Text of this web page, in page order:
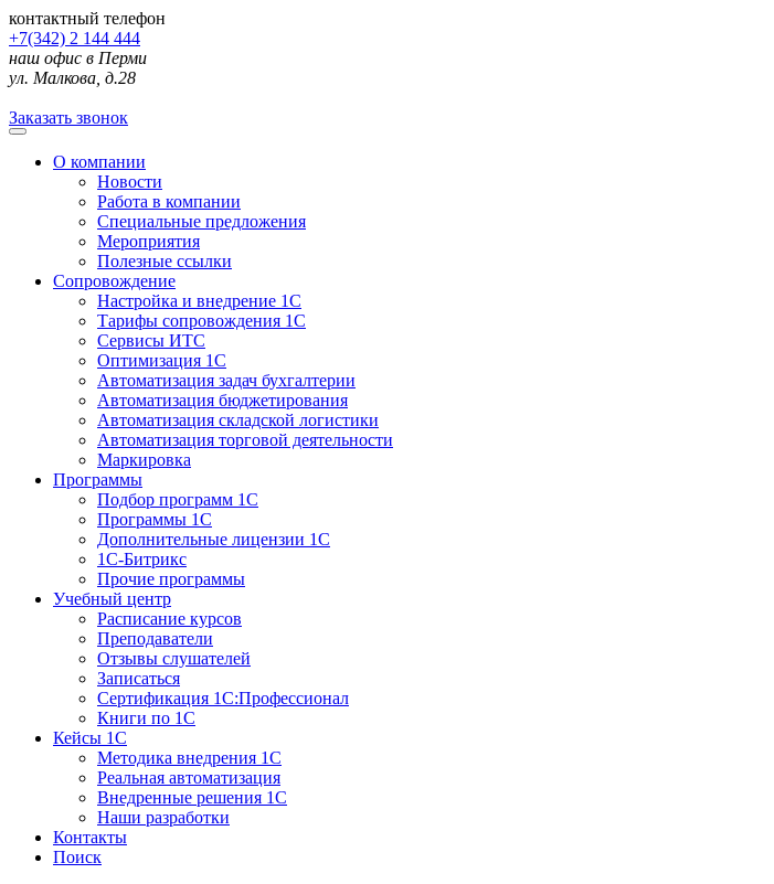
контактный телефон
+7(342) 2 144 444
наш офис в Перми
ул. Малкова, д.28
Заказать звонок
О компании
Новости
Работа в компании
Специальные предложения
Мероприятия
Полезные ссылки
Сопровождение
Настройка и внедрение 1С
Тарифы сопровождения 1С
Сервисы ИТС
Оптимизация 1С
Автоматизация задач бухгалтерии
Автоматизация бюджетирования
Автоматизация складской логистики
Автоматизация торговой деятельности
Маркировка
Программы
Подбор программ 1С
Программы 1С
Дополнительные лицензии 1С
1С-Битрикс
Прочие программы
Учебный центр
Расписание курсов
Преподаватели
Отзывы слушателей
Записаться
Сертификация 1С:Профессионал
Книги по 1С
Кейсы 1С
Методика внедрения 1С
Реальная автоматизация
Внедренные решения 1С
Наши разработки
Контакты
Поиск